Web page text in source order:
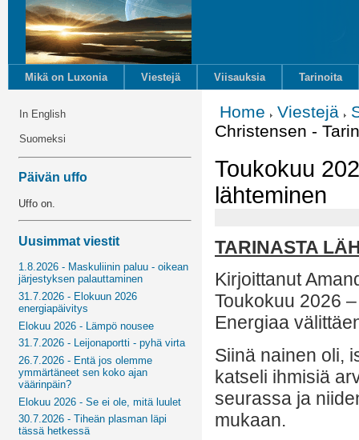
Mikä on Luxonia Viestejä Viisauksia Tarinoita
In English
Suomeksi
Päivän uffo
Uffo on.
Uusimmat viestit
1.8.2026 - Maskuliinin paluu - oikean
järjestyksen palauttaminen
31.7.2026 - Elokuun 2026
energiapäivitys
Elokuu 2026 - Lämpö nousee
31.7.2026 - Leijonaportti - pyhä virta
26.7.2026 - Entä jos olemme
ymmärtäneet sen koko ajan
väärinpäin?
Elokuu 2026 - Se ei ole, mitä luulet
30.7.2026 - Tiheän plasman läpi
tässä hetkessä
Home Viestejä
Christensen -
Toukokuu
lähteminen
TARINASTA
Kirjoittanut
Toukokuu 2026
Energiaa
Siinä nainen oli,
katseli ihmisiä
seurassa ja
mukaan.